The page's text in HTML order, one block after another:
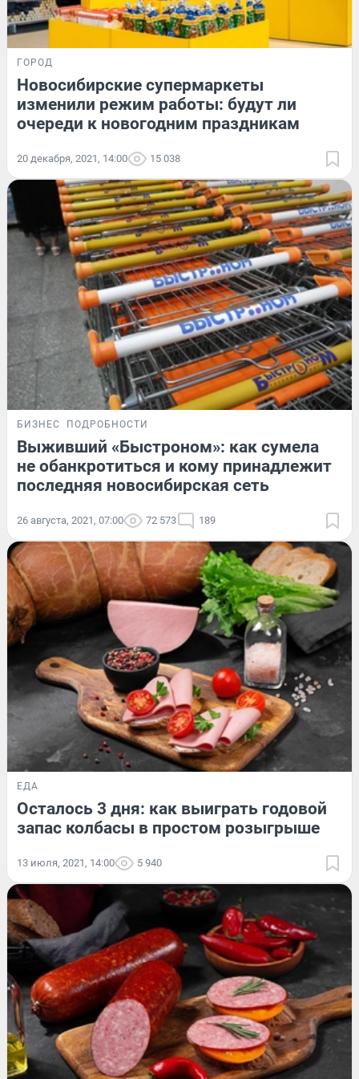
ГОРОД
Новосибирские супермаркеты
изменили режим работы: будут ли
очереди к новогодним праздникам
20 декабря, 2021, 14:00 15 038
БИЗНЕС ПОДРОБНОСТИ
Выживший «Быстроном»: как сумела
не обанкротиться и кому принадлежит
последняя новосибирская сеть
26 августа, 2021, 07:00 72 573 189
ЕДА
Осталось 3 дня: как выиграть годовой
запас колбасы в простом розыгрыше
13 июля, 2021, 14:00 5 940